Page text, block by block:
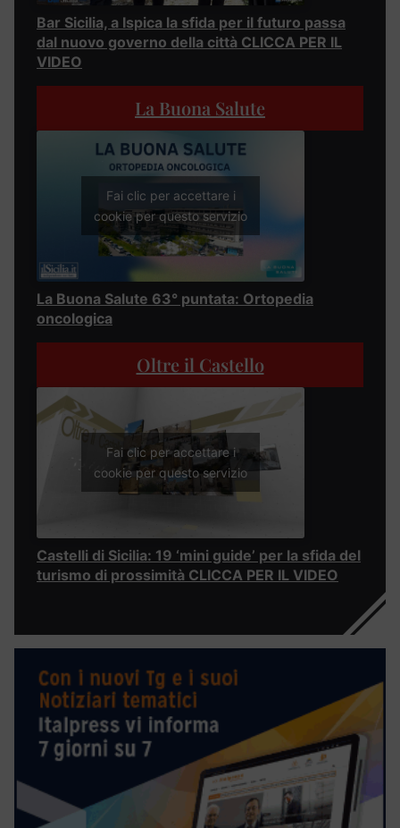
Bar Sicilia, a Ispica la sfida per il futuro passa
dal nuovo governo della città CLICCA PER IL
VIDEO
La Buona Salute
Fai clic per accettare i
cookie per questo servizio
La Buona Salute 63° puntata: Ortopedia
oncologica
Oltre il Castello
Fai clic per accettare i
cookie per questo servizio
Castelli di Sicilia: 19 ‘mini guide’ per la sfida del
turismo di prossimità CLICCA PER IL VIDEO